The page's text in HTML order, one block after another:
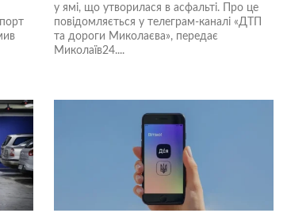
у ямі, що утворилася в асфальті. Про це
повідомляється у телеграм-каналі «ДТП
та дороги Миколаєва», передає
Миколаїв24....